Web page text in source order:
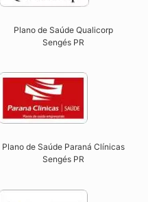
Plano de Saúde Qualicorp
Sengés PR​
Plano de Saúde Paraná Clínicas
Sengés PR